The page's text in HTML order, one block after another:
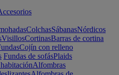
ColchasSábanasNórdicos
VisillosCortinasBarras de cortina
Cojín con relleno
Fundas de sofásPlaids
Alfombras